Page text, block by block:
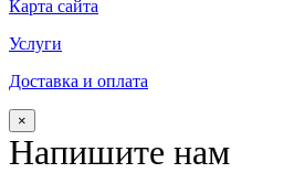
Карта сайта
Услуги
Доставка и оплата
×
Напишите нам